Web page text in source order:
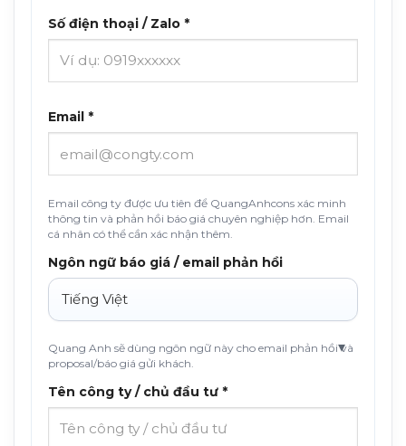
Số điện thoại / Zalo *
Email *
Email công ty được ưu tiên để QuangAnhcons xác minh
thông tin và phản hồi báo giá chuyên nghiệp hơn. Email
cá nhân có thể cần xác nhận thêm.
Ngôn ngữ báo giá / email phản hồi
Quang Anh sẽ dùng ngôn ngữ này cho email phản hồi và
proposal/báo giá gửi khách.
Tên công ty / chủ đầu tư *